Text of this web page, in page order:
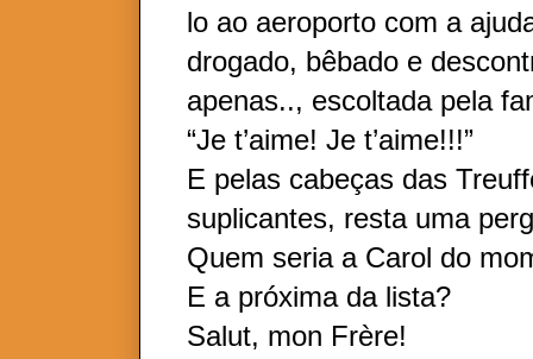
lo ao aeroporto com a
drogado, bêbado e
apenas.., escoltada pela
“Je t’aime! Je t’aime!!!”
E pelas cabeças das
suplicantes, resta uma
Quem seria a Carol do
E a próxima da lista?
Salut, mon Frère!